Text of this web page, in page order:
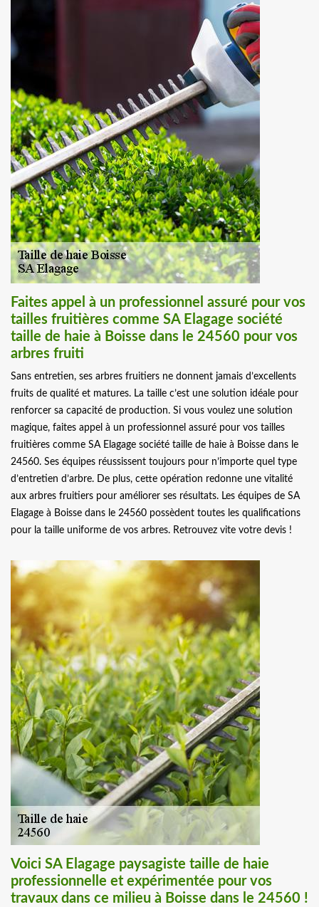
Faites appel à un professionnel assuré pour vos
tailles fruitières comme SA Elagage société
taille de haie à Boisse dans le 24560 pour vos
arbres fruiti
Sans entretien, ses arbres fruitiers ne donnent jamais d’excellents
fruits de qualité et matures. La taille c’est une solution idéale pour
renforcer sa capacité de production. Si vous voulez une solution
magique, faites appel à un professionnel assuré pour vos tailles
fruitières comme SA Elagage société taille de haie à Boisse dans le
24560. Ses équipes réussissent toujours pour n’importe quel type
d’entretien d’arbre. De plus, cette opération redonne une vitalité
aux arbres fruitiers pour améliorer ses résultats. Les équipes de SA
Elagage à Boisse dans le 24560 possèdent toutes les qualifications
pour la taille uniforme de vos arbres. Retrouvez vite votre devis !
Voici SA Elagage paysagiste taille de haie
professionnelle et expérimentée pour vos
travaux dans ce milieu à Boisse dans le 24560 !